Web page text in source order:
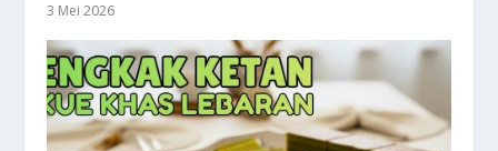
3 Mei 2026